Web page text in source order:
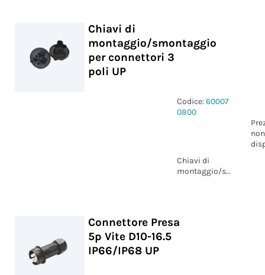
Chiavi di
montaggio/smontaggio
per connettori 3
poli UP
Codice:60007
0800
non
Chiavi di
montaggio/
Connettore Presa
5p Vite D10-16.5
IP66/IP68 UP